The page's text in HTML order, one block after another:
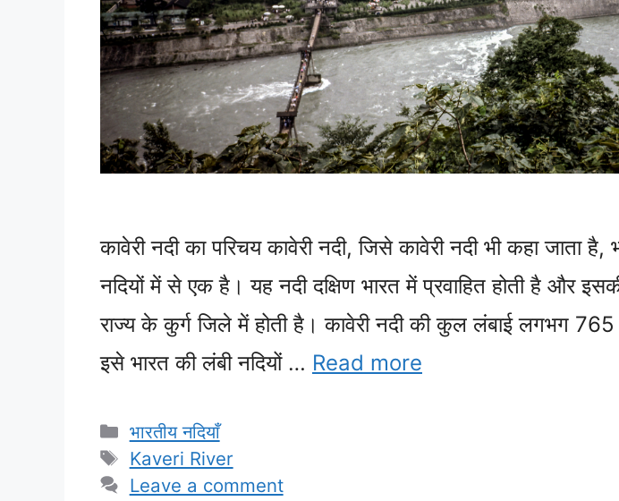
कावेरी नदी का परिचय कावेरी नदी, जिसे कावेरी नदी भी कहा जाता
नदियों में से एक है। यह नदी दक्षिण भारत में प्रवाहित होती है और
राज्य के कुर्ग जिले में होती है। कावेरी नदी की कुल लंबाई लगभग 765
इसे भारत की लंबी नदियों … Read more
Categories
भारतीय नदियाँ
Tags
Kaveri River
Leave a comment